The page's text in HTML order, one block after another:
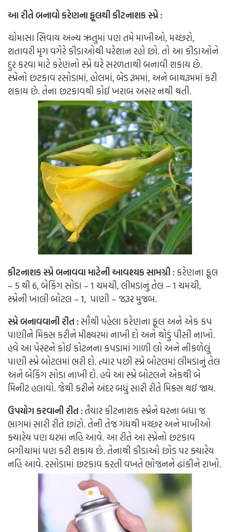
આ રીતે બનાવો કરેણના ફૂલથી કીટનાશક સ્પ્રે :
ચોમાસા સિવાય અન્ય ઋતુમાં પણ તમે માખીઓ, મચ્છરો,
શતાવરી મૃગ વગેરે કીડાઓથી પરેશાન રહો છો. તો આ કીડાઓને
દુર કરવા માટે કરેણનો સ્પ્રે ઘરે સરળતાથી બનાવી શકાય છે.
સ્પ્રેનો છટકાવ રસોડામાં, હોલમાં, બેડ રૂમમાં, અને બાથરૂમમાં કરી
શકાય છે. તેના છટકાવથી કોઈ ખરાબ અસર નથી થતી.
કીટનાશક સ્પ્રે બનાવવા માટેની આવશ્યક સામગ્રી :કરેણના ફૂલ
– 5 થી 6, બેકિંગ સોડા – 1 ચમચી, લીમડાનું તેલ – 1 ચમચી,
સ્પ્રેની ખાલી બોટલ – 1, પાણી – જરૂર મુજબ.
સ્પ્રે બનાવવાની રીત :સૌથી પહેલા કરેણના ફૂલ અને એક કપ
પાણીને મિક્સ કરીને મીક્ષ્યરમાં નાખી દો અને થોડું પીસી નાખો.
હવે આ પેસ્ટને કોઈ કોટનના કપડામાં ગાળી લો અને નીકળેલું
પાણી સ્પ્રે બોટલમાં ભરી દો. ત્યાર પછી સ્પ્રે બોટલમાં લીમડાનું તેલ
અને બેકિંગ સોડા નાખી દો. હવે આ સ્પ્રે બોટલને એકથી બે
મિનીટ હલાવો. જેથી કરીને અંદર બધું સારી રીતે મિક્સ થઈ જાય.
ઉપયોગ કરવાની રીત :તૈયાર કીટનાશક સ્પ્રેને ઘરના બધા જ
ભાગમાં સારી રીતે છાંટો. તેની તેજ ગંધથી મચ્છર અને માખીઓ
ક્યારેય પણ ઘરમાં નહિ આવે. આ રીતે આ સ્પ્રેનો છટકાવ
બગીચામાં પણ કરી શકાય છે. તેનાથી કીડાઓ છોડ પર ક્યારેય
નહિ આવે. રસોડામાં છટકાવ કરતી વખતે ભોજનને ઢાંકીને રાખો.